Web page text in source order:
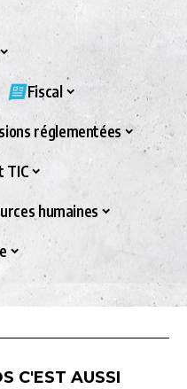
Fiscal
réglementées
TIC
humaines
C'EST AUSSI